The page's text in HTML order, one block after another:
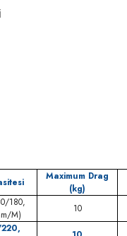
Maximum Drag
(kg)
180,
M)
10